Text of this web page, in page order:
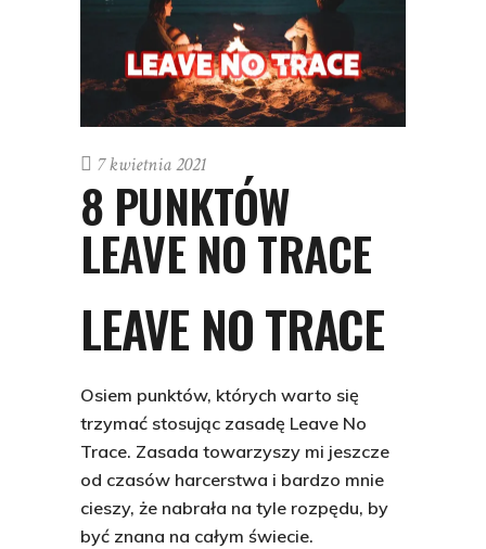
7 kwietnia 2021
8 PUNKTÓW
LEAVE NO TRACE
LEAVE NO TRACE
Osiem punktów, których warto się
trzymać stosując zasadę Leave No
Trace. Zasada towarzyszy mi jeszcze
od czasów harcerstwa i bardzo mnie
cieszy, że nabrała na tyle rozpędu, by
być znana na całym świecie.